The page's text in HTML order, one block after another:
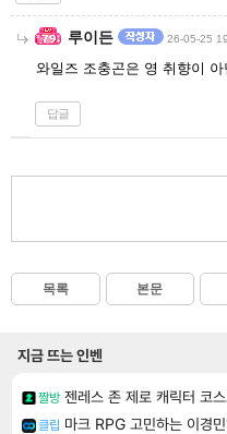
루이든 26-05-25
와일즈 조충곤은 영 취향이
답글
목록 본문
지금 뜨는 인벤
짤방 젠레스 존 제로 캐릭터 코
클립 마크 RPG 고민하는 이경